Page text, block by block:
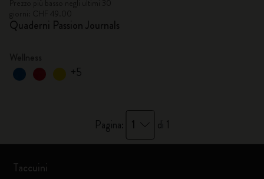
Quaderni Passion Journals
+5
Pagina: 1 di 1
Taccuini